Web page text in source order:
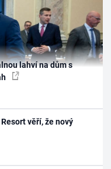
lahví na dům s
věří, že nový